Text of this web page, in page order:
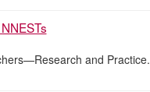
and Practice.